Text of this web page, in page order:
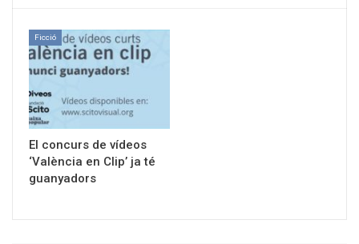
Ficció
El concurs de vídeos
‘València en Clip’ ja té
guanyadors